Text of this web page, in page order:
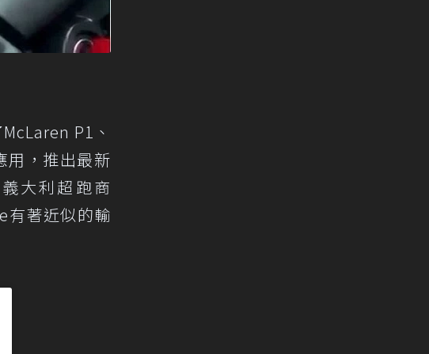
P1、
用，推出最新
大利超跑商
有著近似的輸